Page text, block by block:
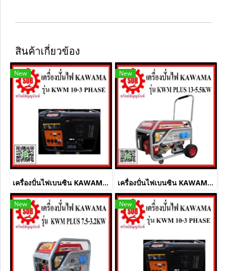
สินค้าเกี่ยวข้อง
New
เครื่องปั่นไฟเบนซิน KAWAMA KWM 10-3 PHASE
New
เครื่องปั่นไฟเบนซิน KAWAMA KWM 5.5 PLUS
New New